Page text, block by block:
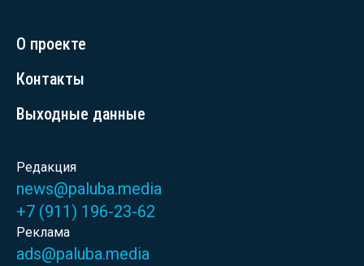
О проекте
Контакты
Выходные данные
Редакция
news@paluba.media
+7 (911) 196-23-62
Реклама
ads@paluba.media